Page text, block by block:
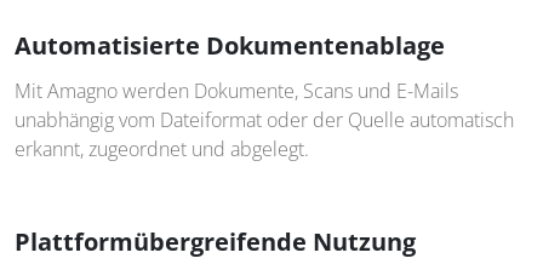
Automatisierte Dokumentenablage
Mit Amagno werden Dokumente, Scans und E-Mails
unabhängig vom Dateiformat oder der Quelle automatisch
erkannt, zugeordnet und abgelegt.
Plattformübergreifende Nutzung